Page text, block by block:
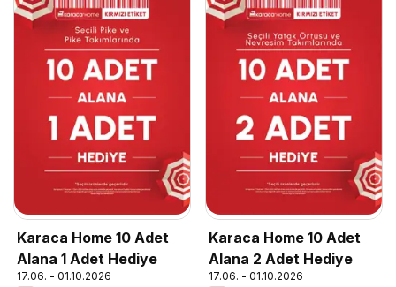
Karaca Home 10 Adet
Alana 1 Adet Hediye
17.06. - 01.10.2026
Karaca Home 10 Adet
Alana 2 Adet Hediye
17.06. - 01.10.2026